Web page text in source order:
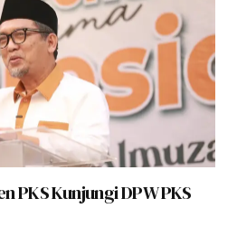
PKS Kunjungi DPW PKS